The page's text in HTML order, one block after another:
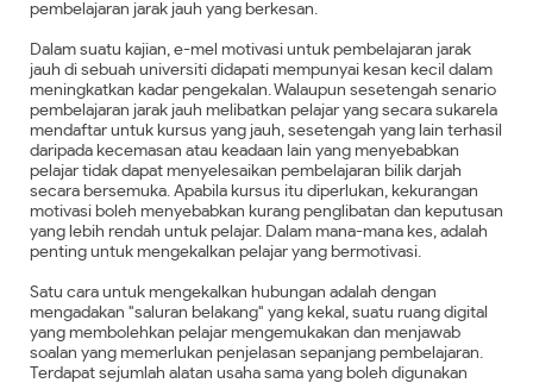
pembelajaran jarak jauh yang berkesan.
Dalam suatu kajian, e-mel motivasi untuk pembelajaran jarak
jauh di sebuah universiti didapati mempunyai kesan kecil dalam
meningkatkan kadar pengekalan. Walaupun sesetengah senario
pembelajaran jarak jauh melibatkan pelajar yang secara sukarela
mendaftar untuk kursus yang jauh, sesetengah yang lain terhasil
daripada kecemasan atau keadaan lain yang menyebabkan
pelajar tidak dapat menyelesaikan pembelajaran bilik darjah
secara bersemuka. Apabila kursus itu diperlukan, kekurangan
motivasi boleh menyebabkan kurang penglibatan dan keputusan
yang lebih rendah untuk pelajar. Dalam mana-mana kes, adalah
penting untuk mengekalkan pelajar yang bermotivasi.
Satu cara untuk mengekalkan hubungan adalah dengan
mengadakan "saluran belakang" yang kekal, suatu ruang digital
yang membolehkan pelajar mengemukakan dan menjawab
soalan yang memerlukan penjelasan sepanjang pembelajaran.
Terdapat sejumlah alatan usaha sama yang boleh digunakan